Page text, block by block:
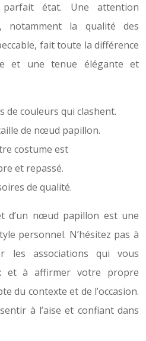
état. Une attention
notamment la qualité des
fait toute la différence
et une tenue élégante et
de couleurs qui clashent.
de nœud papillon.
costume est
et repassé.
de qualité.
d’un nœud papillon est une
personnel. N’hésitez pas à
les associations qui vous
et à affirmer votre propre
du contexte et de l’occasion.
à l’aise et confiant dans